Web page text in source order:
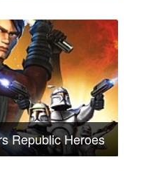
Republic Heroes